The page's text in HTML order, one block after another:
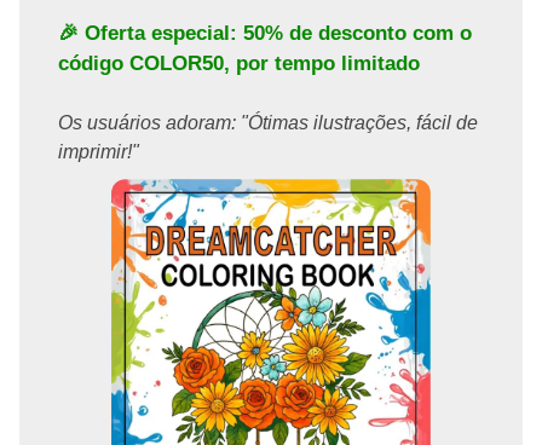
🎉 Oferta especial: 50% de desconto com o
código COLOR50, por tempo limitado
Os usuários adoram: "Ótimas ilustrações, fácil de
imprimir!"